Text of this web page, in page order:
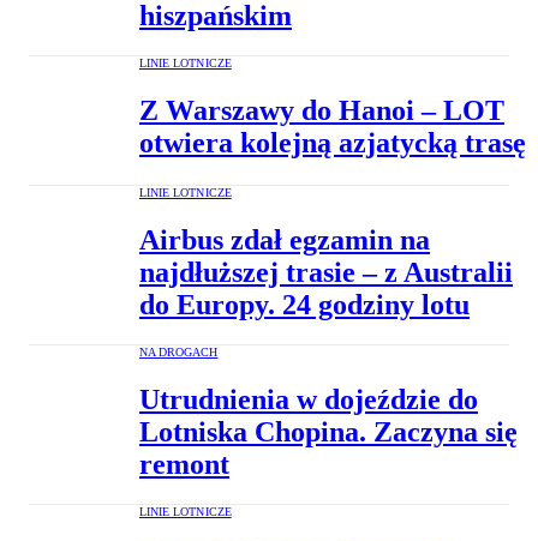
hiszpańskim
LINIE LOTNICZE
Z Warszawy do Hanoi – LOT
otwiera kolejną azjatycką trasę
LINIE LOTNICZE
Airbus zdał egzamin na
najdłuższej trasie – z Australii
do Europy. 24 godziny lotu
NA DROGACH
Utrudnienia w dojeździe do
Lotniska Chopina. Zaczyna się
remont
LINIE LOTNICZE